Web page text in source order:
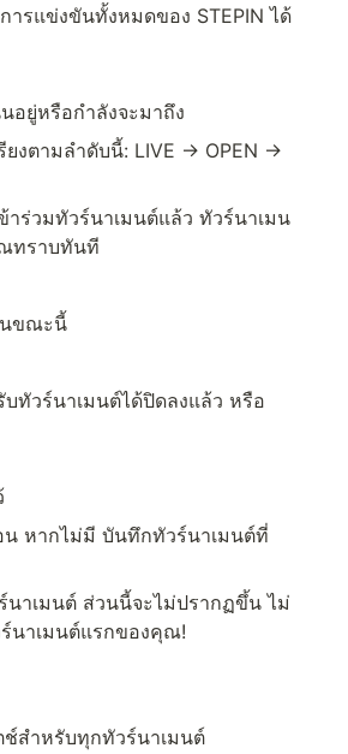
รแข่งขันทั้งหมดของ STEPIN ได้
ยู่หรือกำลังจะมาถึง
ยงตามลำดับนี้: LIVE → OPEN →
ร่วมทัวร์นาเมนต์แล้ว ทัวร์นาเมน
ทราบทันที
นขณะนี้
ทัวร์นาเมนต์ได้ปิดลงแล้ว หรือ
น หากไม่มี บันทึกทัวร์นาเมนต์ที่
นาเมนต์ ส่วนนี้จะไม่ปรากฏขึ้น ไม่
นาเมนต์แรกของคุณ!
สำหรับทุกทัวร์นาเมนต์